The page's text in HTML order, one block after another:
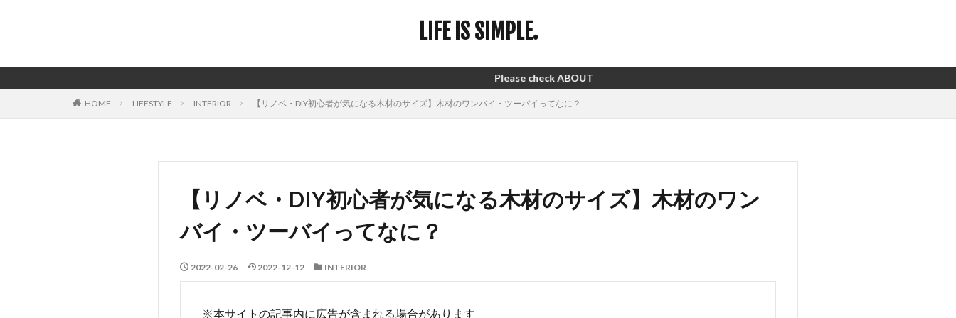
LIFE IS SIMPLE.
Please check ABOUT
HOME LIFESTYLE INTERIOR 【リノベ・DIY初心者が気になる木材のサイズ】木材のワンバイ・ツーバイってなに？
【リノベ・DIY初心者が気になる木材のサイズ】木材のワン
バイ・ツーバイってなに？
2022-02-26 2022-12-12 INTERIOR
※本サイトの記事内に広告が含まれる場合があります